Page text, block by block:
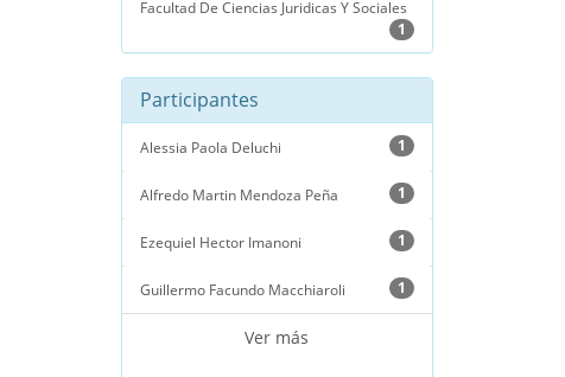
Facultad De Ciencias Juridicas Y Sociales
1
Participantes
Alessia Paola Deluchi 1
Alfredo Martin Mendoza Peña 1
Ezequiel Hector Imanoni 1
Guillermo Facundo Macchiaroli 1
Ver más